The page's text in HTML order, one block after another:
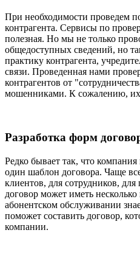
При необходимости проведем
контрагента. Сервисы по
полезная. Но мы не только
общедоступных сведений, но
практику контрагента,
связи. Проведенная нами
контрагентов от
мошенниками. К сожалению, их
Разработка форм
Редко бывает так, что компания
один шаблон договора. Чаще
клиентов, для сотрудников,
договор может иметь
абонентском обслуживании
поможет составить договор,
компании.